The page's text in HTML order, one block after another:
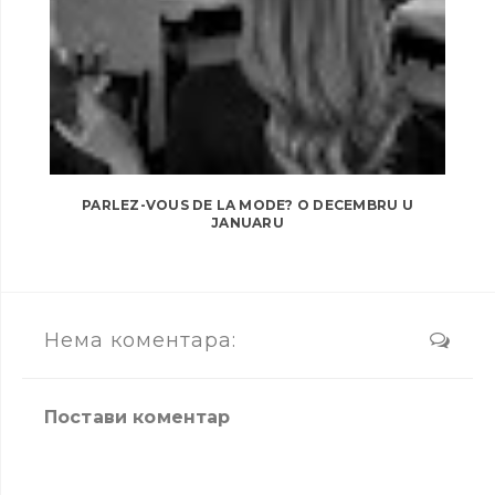
PARLEZ-VOUS DE LA MODE? O DECEMBRU U
JANUARU
Нема коментара:
Постави коментар